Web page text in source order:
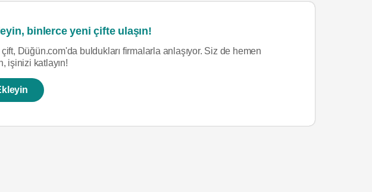
binlerce yeni çifte ulaşın!
çift, Düğün.com'da buldukları firmalarla anlaşıyor. Siz de hemen
işinizi katlayın!